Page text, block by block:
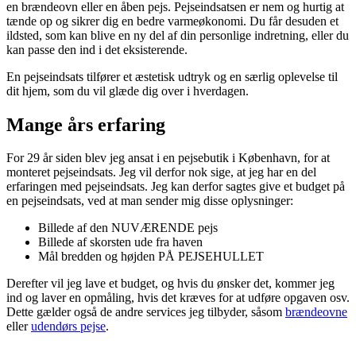
en brændeovn eller en åben pejs. Pejseindsatsen er nem og hurtig at
tænde op og sikrer dig en bedre varmeøkonomi. Du får desuden et
ildsted, som kan blive en ny del af din personlige indretning, eller du
kan passe den ind i det eksisterende.
En pejseindsats tilfører et æstetisk udtryk og en særlig oplevelse til
dit hjem, som du vil glæde dig over i hverdagen.
Mange års erfaring
For 29 år siden blev jeg ansat i en pejsebutik i København, for at
monteret pejseindsats. Jeg vil derfor nok sige, at jeg har en del
erfaringen med pejseindsats. Jeg kan derfor sagtes give et budget på
en pejseindsats, ved at man sender mig disse oplysninger:
Billede af den NUVÆRENDE pejs
Billede af skorsten ude fra haven
Mål bredden og højden PÅ PEJSEHULLET
Derefter vil jeg lave et budget, og hvis du ønsker det, kommer jeg
ind og laver en opmåling, hvis det kræves for at udføre opgaven osv.
Dette gælder også de andre services jeg tilbyder, såsom brændeovne
ellerudendørs pejse.